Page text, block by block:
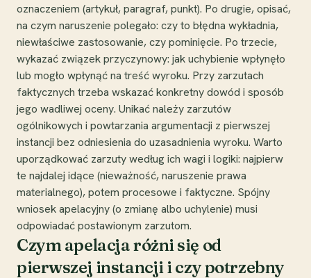
oznaczeniem (artykuł, paragraf, punkt). Po drugie, opisać,
na czym naruszenie polegało: czy to błędna wykładnia,
niewłaściwe zastosowanie, czy pominięcie. Po trzecie,
wykazać związek przyczynowy: jak uchybienie wpłynęło
lub mogło wpłynąć na treść wyroku. Przy zarzutach
faktycznych trzeba wskazać konkretny dowód i sposób
jego wadliwej oceny. Unikać należy zarzutów
ogólnikowych i powtarzania argumentacji z pierwszej
instancji bez odniesienia do uzasadnienia wyroku. Warto
uporządkować zarzuty według ich wagi i logiki: najpierw
te najdalej idące (nieważność, naruszenie prawa
materialnego), potem procesowe i faktyczne. Spójny
wniosek apelacyjny (o zmianę albo uchylenie) musi
odpowiadać postawionym zarzutom.
Czym apelacja różni się od
pierwszej instancji i czy potrzebny